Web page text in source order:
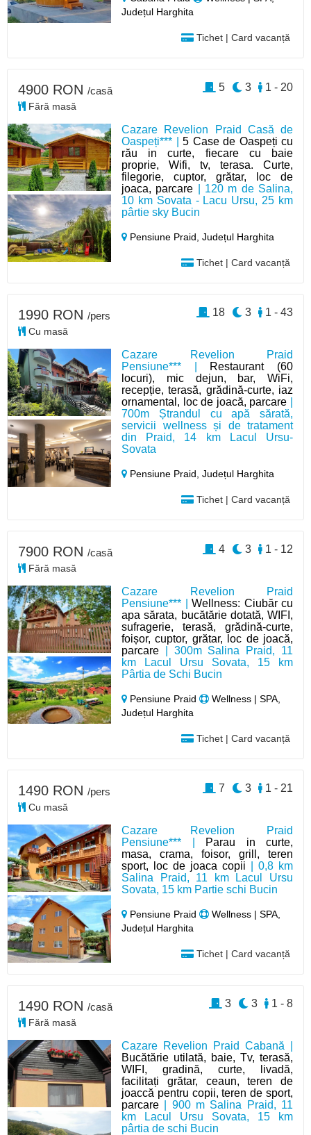
Județul Harghita
Tichet | Card vacanță
Cazare Revelion Praid Casă de
Oaspeți*** |5 Case de Oaspeți cu
rău in curte, fiecare cu baie
proprie, Wifi, tv, terasa. Curte,
filegorie, cuptor, grătar, loc de
joaca, parcare | 120 m de Salina,
10 km Sovata - Lacu Ursu, 25 km
pârtie sky Bucin
Pensiune Praid,Județul Harghita
Tichet | Card vacanță
4900 RON /casă
Fără masă
1 - 20
3
5
Cazare Revelion Praid
Pensiune*** | Restaurant (60
locuri), mic dejun, bar, WiFi,
recepție, terasă, grădină-curte, iaz
ornamental, loc de joacă, parcare
700m Ștrandul cu apă sărată,
servicii wellness și de tratament
din Praid, 14 km Lacul Ursu-
Sovata
Pensiune Praid,Județul Harghita
Tichet | Card vacanță
1990 RON /pers
Cu masă
1 - 43
3
18
Cazare Revelion Praid
Pensiune*** |Wellness: Ciubăr cu
apa sărata, bucătărie dotată, WIFI,
sufragerie, terasă, grădină-curte,
foișor, cuptor, grătar, loc de joacă,
parcare | 300m Salina Praid, 11
km Lacul Ursu Sovata, 15 km
Pârtia de Schi Bucin
Pensiune Praid
Wellness | SPA,
Județul Harghita
Tichet | Card vacanță
7900 RON /casă
Fără masă
1 - 12
3
4
Cazare Revelion Praid
Pensiune*** |
Parau in curte,
masa, crama, foisor, grill, teren
sport, loc de joaca copii | 0,8 km
Salina Praid, 11 km Lacul Ursu
Sovata, 15 km Partie schi Bucin
Pensiune Praid
Wellness | SPA,
Județul Harghita
Tichet | Card vacanță
1490 RON /pers
Cu masă
1 - 21
3
7
Cazare Revelion Praid Cabană |
Bucătărie utilată, baie, Tv, terasă,
WIFI, gradină, curte, livadă,
facilitați grătar, ceaun, teren de
joaccă pentru copii, teren de sport,
parcare | 900 m Salina Praid, 11
km Lacul Ursu Sovata, 15 km
pârtia de schi Bucin
1490 RON /casă
Fără masă
1 - 8
3
3